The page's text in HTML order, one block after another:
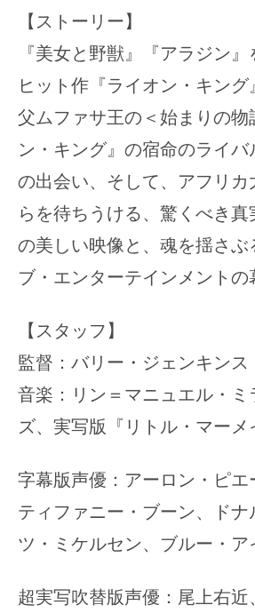
【ストーリー】
『美女と野獣』『アラジン
ヒット作『ライオン・キン
父ムファサ王の＜始まりの
ン・キング』の宿命のライ
の出会い、そして、アフリ
らを待ちうける、驚くべき
の美しい映像と、魂を揺さ
ブ・エンターテインメントの
【スタッフ】
監督：バリー・ジェンキン
音楽：リン＝マニュエル・
ズ、実写版『リトル・マーメ
字幕版声優：アーロン・ピ
ティファニー・ブーン、ド
ツ・ミケルセン、ブルー・
超実写吹替版声優：尾上右